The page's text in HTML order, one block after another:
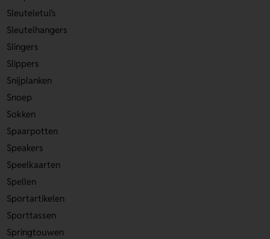
Sleuteletui's
Sleutelhangers
Slingers
Slippers
Snijplanken
Snoep
Sokken
Spaarpotten
Speakers
Speelkaarten
Spellen
Sportartikelen
Sporttassen
Springtouwen